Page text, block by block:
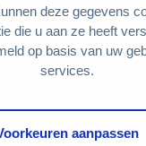
deze gegevens
die u aan ze heeft
op basis van uw
services.
aanpassen